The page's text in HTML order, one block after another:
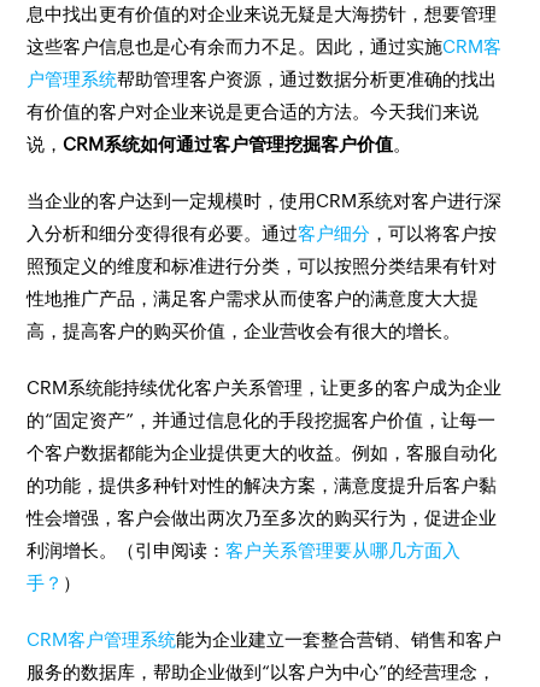
息中找出更有价值的对企业来说无疑是大海捞针，想要管理
这些客户信息也是心有余而力不足。因此，通过实施CRM客
户管理系统帮助管理客户资源，通过数据分析更准确的找出
有价值的客户对企业来说是更合适的方法。今天我们来说
说，CRM系统如何通过客户管理挖掘客户价值。
当企业的客户达到一定规模时，使用CRM系统对客户进行深
入分析和细分变得很有必要。通过客户细分 ，可以将客户按
照预定义的维度和标准进行分类，可以按照分类结果有针对
性地推广产品，满足客户需求从而使客户的满意度大大提
高，提高客户的购买价值，企业营收会有很大的增长。
CRM系统能持续优化客户关系管理，让更多的客户成为企业
的“固定资产”，并通过信息化的手段挖掘客户价值，让每一
个客户数据都能为企业提供更大的收益。例如，客服自动化
的功能，提供多种针对性的解决方案，满意度提升后客户黏
性会增强，客户会做出两次乃至多次的购买行为，促进企业
利润增长。（引申阅读：客户关系管理要从哪几方面入
手？ ）
CRM客户管理系统能为企业建立一套整合营销、销售和客户
服务的数据库，帮助企业做到“以客户为中心”的经营理念，